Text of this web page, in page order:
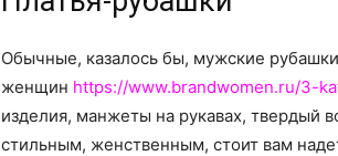
Обычные, казалось бы, мужские
женщин https://www.brandwomen.ru/3-
изделия, манжеты на рукавах, твердый
стильным, женственным, стоит вам